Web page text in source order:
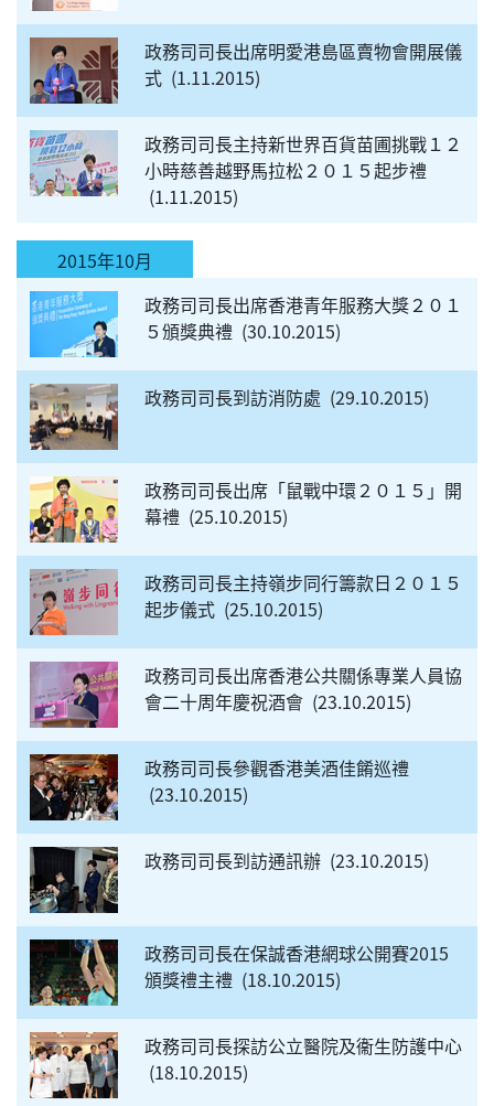
政務司司長出席明愛港島區賣物會開展儀
式 1.11.2015
政務司司長主持新世界百貨苗圃挑戰１２
小時慈善越野馬拉松２０１５起步禮
1.11.2015
2015年10月
政務司司長出席香港青年服務大獎２０１
５頒獎典禮 30.10.2015
政務司司長到訪消防處 29.10.2015
政務司司長出席「鼠戰中環２０１５」開
幕禮 25.10.2015
政務司司長主持嶺步同行籌款日２０１５
起步儀式 25.10.2015
政務司司長出席香港公共關係專業人員協
會二十周年慶祝酒會 23.10.2015
政務司司長參觀香港美酒佳餚巡禮
23.10.2015
政務司司長到訪通訊辦 23.10.2015
政務司司長在保誠香港網球公開賽2015
頒獎禮主禮 18.10.2015
政務司司長探訪公立醫院及衞生防護中心
18.10.2015